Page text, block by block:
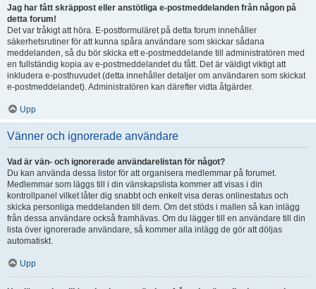
Jag har fått skräppost eller anstötliga e-postmeddelanden från någon på
detta forum!
Det var tråkigt att höra. E-postformuläret på detta forum innehåller
säkerhetsrutiner för att kunna spåra användare som skickar sådana
meddelanden, så du bör skicka ett e-postmeddelande till administratören med
en fullständig kopia av e-postmeddelandet du fått. Det är väldigt viktigt att
inkludera e-posthuvudet (detta innehåller detaljer om användaren som skickat
e-postmeddelandet). Administratören kan därefter vidta åtgärder.
Upp
Vänner och ignorerade användare
Vad är vän- och ignorerade användarelistan för något?
Du kan använda dessa listor för att organisera medlemmar på forumet.
Medlemmar som läggs till i din vänskapslista kommer att visas i din
kontrollpanel vilket låter dig snabbt och enkelt visa deras onlinestatus och
skicka personliga meddelanden till dem. Om det stöds i mallen så kan inlägg
från dessa användare också framhävas. Om du lägger till en användare till din
lista över ignorerade användare, så kommer alla inlägg de gör att döljas
automatiskt.
Upp